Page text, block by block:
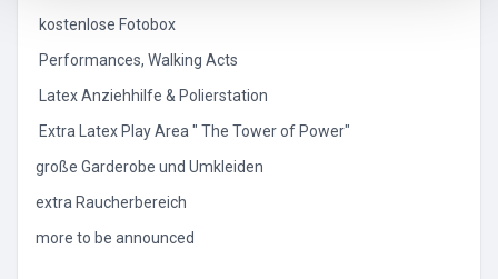
kostenlose Fotobox
Performances, Walking Acts
Latex Anziehhilfe & Polierstation
Extra Latex Play Area " The Tower of Power"
große Garderobe und Umkleiden
extra Raucherbereich
more to be announced